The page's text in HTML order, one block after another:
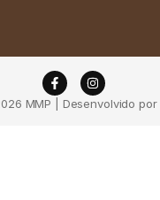
MMP | Desenvolvido por